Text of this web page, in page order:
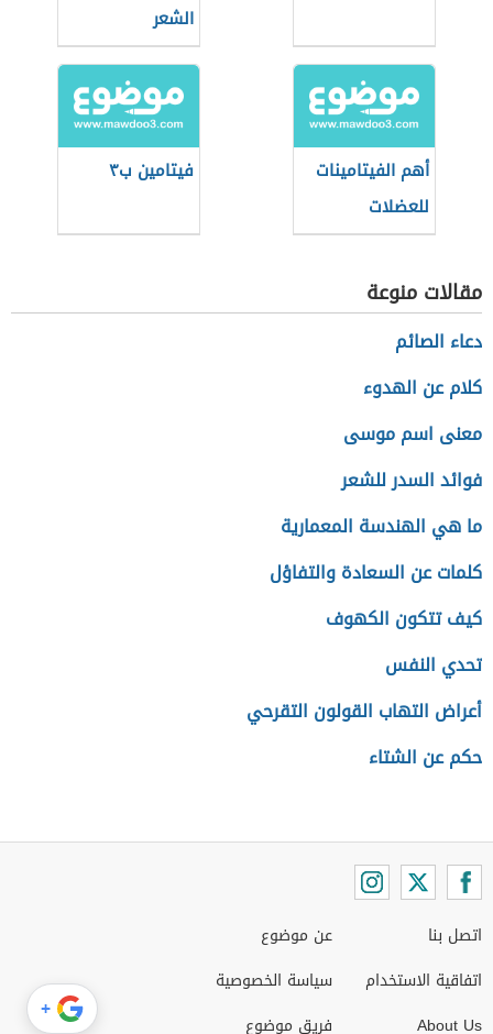
الشعر
أهم الفيتامينات
للعضلات
فيتامين ب٣
مقالات منوعة
دعاء الصائم
كلام عن الهدوء
معنى اسم موسى
فوائد السدر للشعر
ما هي الهندسة المعمارية
كلمات عن السعادة والتفاؤل
كيف تتكون الكهوف
تحدي النفس
أعراض التهاب القولون التقرحي
حكم عن الشتاء
اتصل بنا
اتفاقية الاستخدام
About Us
عن موضوع
سياسة الخصوصية
فريق موضوع
+